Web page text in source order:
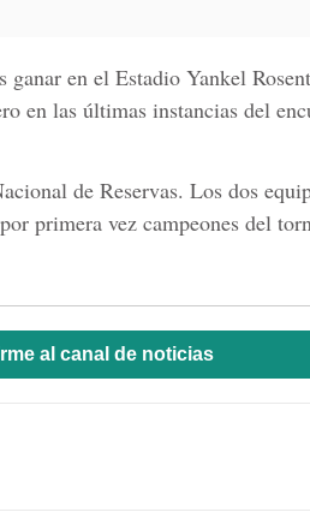
en el Estadio Yankel
en las últimas instancias del
de Reservas. Los dos
primera vez campeones del
al canal de noticias